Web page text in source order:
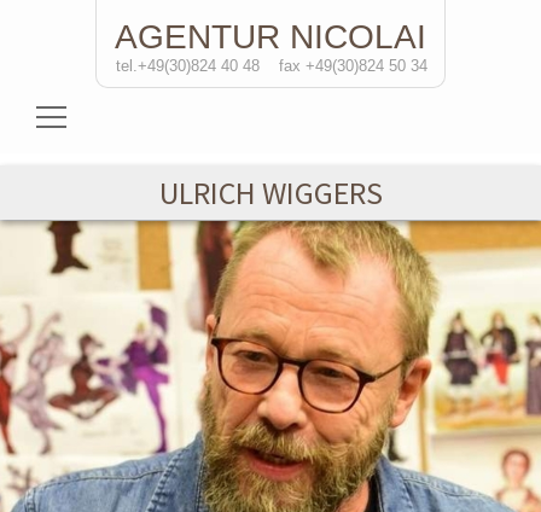
AGENTUR NICOLAI
tel.+49(30)824 40 48 fax +49(30)824 50 34
Schauspielerinnen
Schauspieler
Regisseure
Soloprojekte
Kontakt
ULRICH WIGGERS